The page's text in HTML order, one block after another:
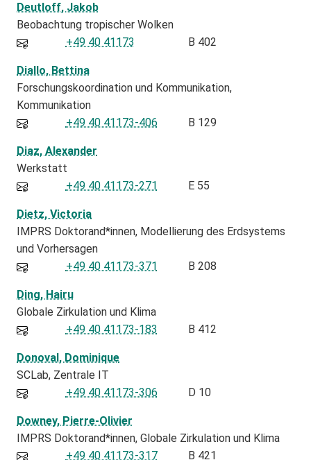
Deutloff, Jakob
Beobachtung tropischer Wolken
+49 40 41173
B 402
Diallo, Bettina
Forschungskoordination und Kommunikation
Kommunikation
+49 40 41173-406
B 129
Diaz, Alexander
Werkstatt
+49 40 41173-271
E 55
Dietz, Victoria
IMPRS Doktorand*innen Modellierung des Erdsystems
und Vorhersagen
+49 40 41173-371
B 208
Ding, Hairu
Globale Zirkulation und Klima
+49 40 41173-183
B 412
Donoval, Dominique
SCLab Zentrale IT
+49 40 41173-306
D 10
Downey, Pierre-Olivier
IMPRS Doktorand*innen Globale Zirkulation und Klima
+49 40 41173-317
B 421